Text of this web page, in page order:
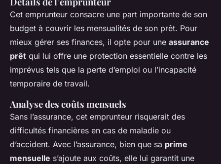
Cet emprunteur consacre une part importante de son
budget à couvrir les mensualités de son prêt. Pour
mieux gérer ses finances, il opte pour une assurance
prêt qui lui offre une protection essentielle contre les
imprévus tels que la perte d’emploi ou l’incapacité
temporaire de travail.
Analyse des coûts mensuels
Sans l’assurance, cet emprunteur risquerait des
difficultés financières en cas de maladie ou
d’accident. Avec l’assurance, bien que sa prime
mensuelle s’ajoute aux coûts, elle lui garantit une